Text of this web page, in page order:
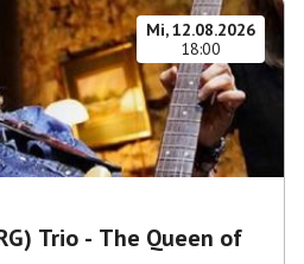
Mi, 12.08.2026
18:00
Trio - The Queen of